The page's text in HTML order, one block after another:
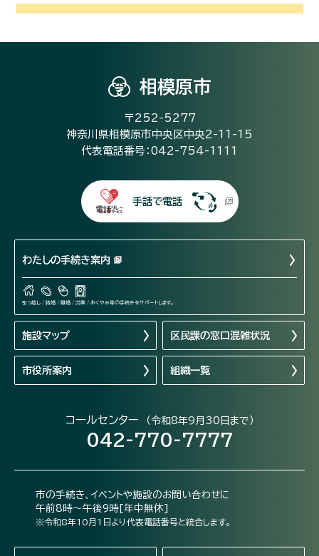
相模原市
〒252-5277
神奈川県相模原市中央区中央2-11-15
代表電話番号：042-754-1111
手話で電話
わたしの手続き案内
引っ越し / 結婚 / 離婚 / 出産 / おくやみ等の手続きをサポートします。
施設マップ 区民課の窓口混雑状況
市役所案内 組織一覧
コールセンター （令和8年9月30日まで）
042-770-7777
市の手続き、イベントや施設のお問い合わせに
午前8時～午後9時[年中無休]
※令和8年10月1日より代表電話番号と統合します。